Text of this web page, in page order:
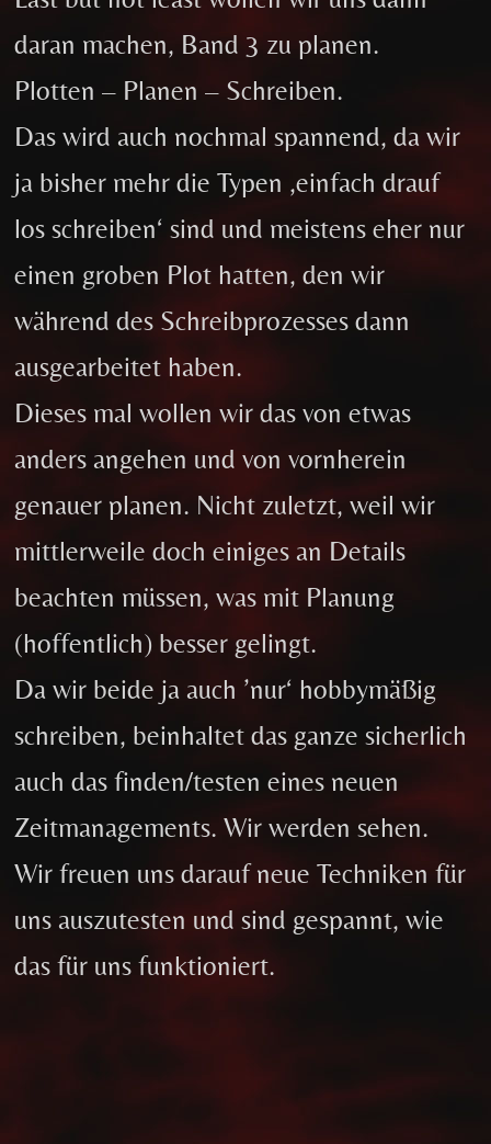
daran machen, Band 3 zu planen.
Plotten – Planen – Schreiben.
Das wird auch nochmal spannend, da wir
ja bisher mehr die Typen ‚einfach drauf
los schreiben‘ sind und meistens eher nur
einen groben Plot hatten, den wir
während des Schreibprozesses dann
ausgearbeitet haben.
Dieses mal wollen wir das von etwas
anders angehen und von vornherein
genauer planen. Nicht zuletzt, weil wir
mittlerweile doch einiges an Details
beachten müssen, was mit Planung
(hoffentlich) besser gelingt.
Da wir beide ja auch ’nur‘ hobbymäßig
schreiben, beinhaltet das ganze sicherlich
auch das finden/testen eines neuen
Zeitmanagements. Wir werden sehen.
Wir freuen uns darauf neue Techniken für
uns auszutesten und sind gespannt, wie
das für uns funktioniert.